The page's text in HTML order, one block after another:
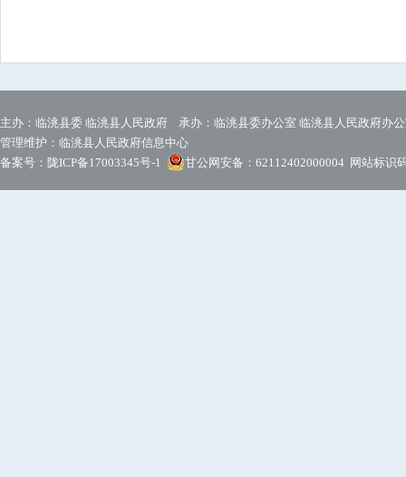
主办：临洮县委 临洮县人民政府 承办：临洮县委办公室 临洮县人民政府办
管理维护：临洮县人民政府信息中心
备案号： 陇ICP备17003345号-1 甘公网安备：62112402000004 网站标识